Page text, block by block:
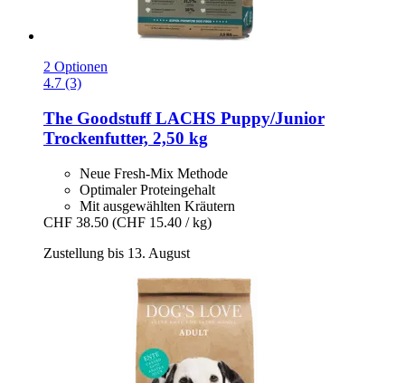
2 Optionen
4.7 (3)
The GoodstuffLACHS Puppy/Junior
Trockenfutter, 2,50 kg
Neue Fresh-Mix Methode
Optimaler Proteingehalt
Mit ausgewählten Kräutern
CHF 38.50 (CHF 15.40 / kg)
Zustellung bis 13. August